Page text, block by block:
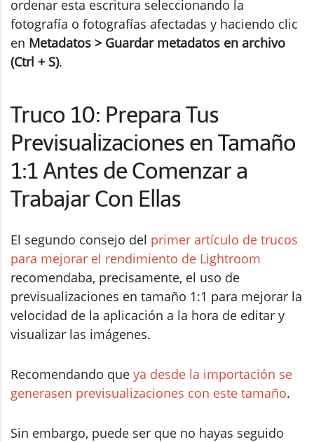
ordenar esta escritura seleccionando la
fotografía o fotografías afectadas y haciendo clic
en Metadatos > Guardar metadatos en archivo
(Ctrl + S).
Truco 10: Prepara Tus
Previsualizaciones en Tamaño
1:1 Antes de Comenzar a
Trabajar Con Ellas
El segundo consejo del primer artículo de trucos
para mejorar el rendimiento de Lightroom
recomendaba, precisamente, el uso de
previsualizaciones en tamaño 1:1 para mejorar la
velocidad de la aplicación a la hora de editar y
visualizar las imágenes.
Recomendando que ya desde la importación se
generasen previsualizaciones con este tamaño.
Sin embargo, puede ser que no hayas seguido